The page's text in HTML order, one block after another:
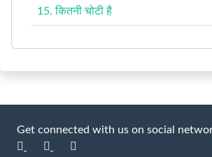
15. कितनी चोटी है
Get connected with us on social